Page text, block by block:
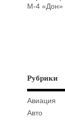
М-4 «Дон»
Рубрики
Авиация
Авто